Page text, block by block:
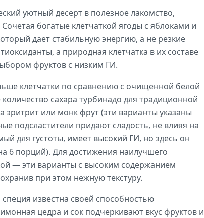
уютный десерт в полезное лакомство,
богатые клетчаткой ягоды с яблоками и
дает стабильную энергию, а не резкие
а природная клетчатка в их составе
фруктов с низким ГИ.
клетчатки по сравнению с очищенной белой
сахара турбинадо для традиционной
или монк фрут (эти варианты указаны
подсластители придают сладость, не влияя на
для густоты, имеет высокий ГИ, но здесь он
6 порций). Для достижения наилучшего
— эти варианты с высоким содержанием
при этом нежную текстуру.
известна своей способностью
цедра и сок подчеркивают вкус фруктов и